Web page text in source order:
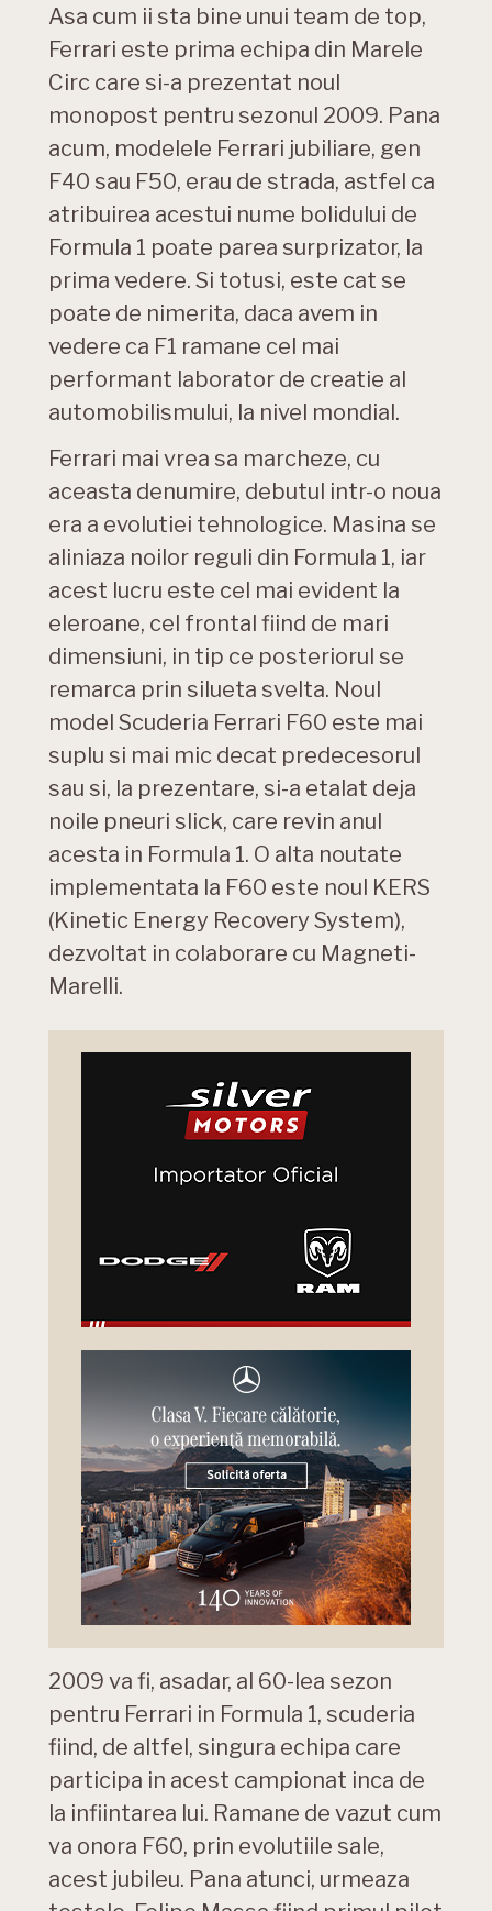
Asa cum ii sta bine unui team de top,
Ferrari este prima echipa din Marele
Circ care si-a prezentat noul
monopost pentru sezonul 2009. Pana
acum, modelele Ferrari jubiliare, gen
F40 sau F50, erau de strada, astfel ca
atribuirea acestui nume bolidului de
Formula 1 poate parea surprizator, la
prima vedere. Si totusi, este cat se
poate de nimerita, daca avem in
vedere ca F1 ramane cel mai
performant laborator de creatie al
automobilismului, la nivel mondial.
Ferrari mai vrea sa marcheze, cu
aceasta denumire, debutul intr-o noua
era a evolutiei tehnologice. Masina se
aliniaza noilor reguli din Formula 1, iar
acest lucru este cel mai evident la
eleroane, cel frontal fiind de mari
dimensiuni, in tip ce posteriorul se
remarca prin silueta svelta. Noul
model Scuderia Ferrari F60 este mai
suplu si mai mic decat predecesorul
sau si, la prezentare, si-a etalat deja
noile pneuri slick, care revin anul
acesta in Formula 1. O alta noutate
implementata la F60 este noul KERS
(Kinetic Energy Recovery System),
dezvoltat in colaborare cu Magneti-
Marelli.
2009 va fi, asadar, al 60-lea sezon
pentru Ferrari in Formula 1, scuderia
fiind, de altfel, singura echipa care
participa in acest campionat inca de
la infiintarea lui. Ramane de vazut cum
va onora F60, prin evolutiile sale,
acest jubileu. Pana atunci, urmeaza